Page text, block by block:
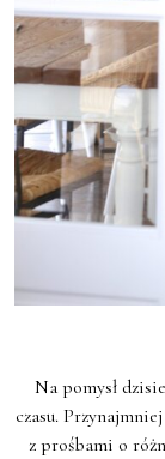
Na pomysł
czasu.
z prośbami o